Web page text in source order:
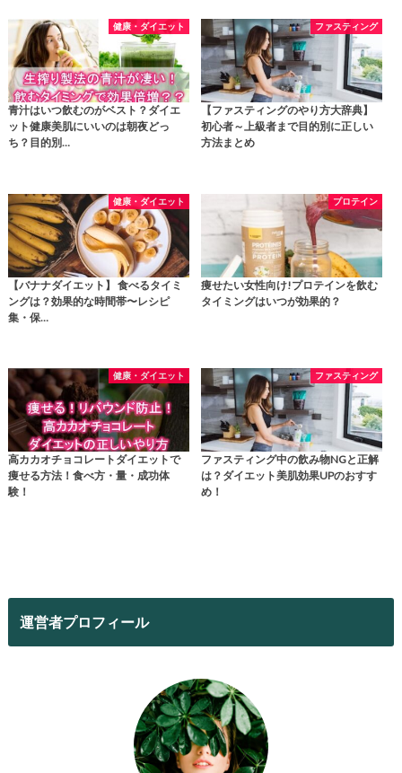
健康・ダイエット
青汁はいつ飲むのがベスト？ダイエ
ット健康美肌にいいのは朝夜どっ
ち？目的別…
ファスティング
【ファスティングのやり方大辞典】
初心者～上級者まで目的別に正しい
方法まとめ
健康・ダイエット
【バナナダイエット】 食べるタイミ
ングは？効果的な時間帯〜レシピ
集・保…
プロテイン
痩せたい女性向け!プロテインを飲む
タイミングはいつが効果的？
健康・ダイエット
高カカオチョコレートダイエットで
痩せる方法！食べ方・量・成功体
験！
ファスティング
ファスティング中の飲み物NGと正解
は？ダイエット美肌効果UPのおすす
め！
運営者プロフィール